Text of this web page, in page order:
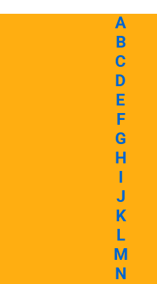
A
B
C
D
E
F
G
H
I
J
K
L
M
N